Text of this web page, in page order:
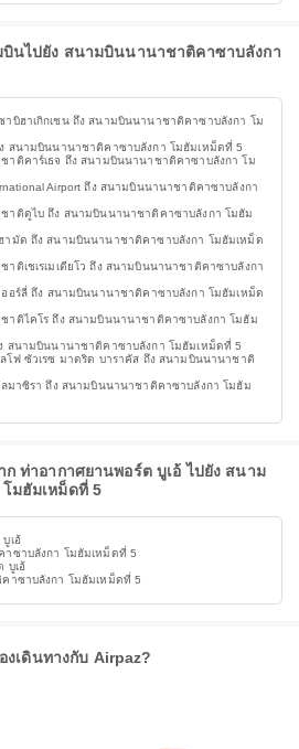
นไปยัง สนามบินนานาชาติคาซาบลังกา
บิฮาเกิกเชน ถึง สนามบินนานาชาติคาซาบลังกา โม
สนามบินนานาชาติคาซาบลังกา โมฮัมเหม็ดที่ 5
าติคาร์เธจ ถึง สนามบินนานาชาติคาซาบลังกา โม
Airport ถึง สนามบินนานาชาติคาซาบลังกา
าติดูไบ ถึง สนามบินนานาชาติคาซาบลังกา โมฮัม
มัด ถึง สนามบินนานาชาติคาซาบลังกา โมฮัมเหม็ด
ติเชเรเมเตียโว ถึง สนามบินนานาชาติคาซาบลังกา
อร์ลี่ ถึง สนามบินนานาชาติคาซาบลังกา โมฮัมเหม็ด
าติไคโร ถึง สนามบินนานาชาติคาซาบลังกา โมฮัม
สนามบินนานาชาติคาซาบลังกา โมฮัมเหม็ดที่ 5
โฟ ซัวเรซ มาดริด บาราคัส ถึง สนามบินนานาชาติ
มาซิรา ถึง สนามบินนานาชาติคาซาบลังกา โมฮัม
ก ท่าอากาศยานพอร์ต บูเอ้ ไปยัง สนาม
มฮัมเหม็ดที่ 5
เอ้
ซาบลังกา โมฮัมเหม็ดที่ 5
บูเอ้
าซาบลังกา โมฮัมเหม็ดที่ 5
งเดินทางกับ Airpaz?